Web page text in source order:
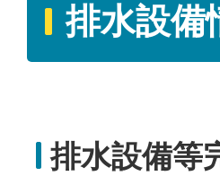
排水設備
排水設備等